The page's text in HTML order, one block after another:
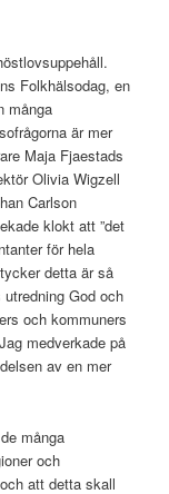
Folkhälsodag, en
många
är mer
Maja Fjaestads
Olivia Wigzell
Carlson
klokt att ”det
för hela
detta är så
God och
och kommuners
medverkade på
av en mer
många
och
att detta skall